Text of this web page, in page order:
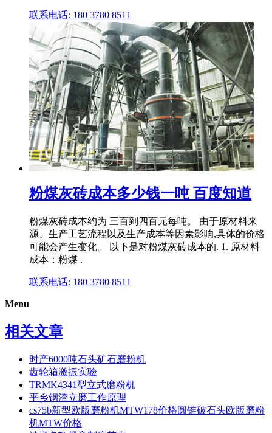
联系电话: 180 3780 8511
粉煤灰砖成本多少钱一吨 百度知道
粉煤灰砖成本约为 三百到四百元每吨。 由于原材料来
源、生产工艺流程以及生产成本等因素影响,具体的价格
可能会产生变化。 以下是对粉煤灰砖成本的. 1. 原材料
成本：粉煤 .
联系电话: 180 3780 8511
Menu
相关文章
时产6000吨石头矿石磨粉机
齿轮箱激振实验
TRMK4341型立式磨粉机
平乡钢渣立磨工作原理
cs75b新型欧版磨粉机MTW178价格圆锥破石头欧版磨粉
机MTW价格